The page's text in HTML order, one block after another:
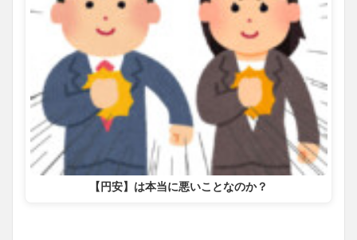
【円安】は本当に悪いことなのか？